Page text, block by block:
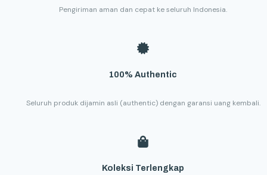
Pengiriman aman dan cepat ke seluruh Indonesia.
100% Authentic
Seluruh produk dijamin asli (authentic) dengan garansi uang kembali.
Koleksi Terlengkap